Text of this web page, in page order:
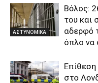
ΑΣΤΥΝΟΜΙΚΑ
Βόλος:
του και
αδερφό
όπλο
Επίθεση
στο